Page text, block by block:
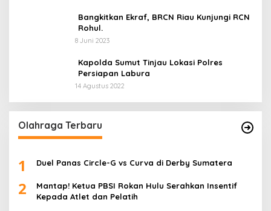
Bangkitkan Ekraf, BRCN Riau Kunjungi RCN
Rohul.
8 Juni 2023
Kapolda Sumut Tinjau Lokasi Polres
Persiapan Labura
14 Agustus 2022
Olahraga Terbaru
1 Duel Panas Circle-G vs Curva di Derby Sumatera
2
Mantap! Ketua PBSI Rokan Hulu Serahkan Insentif
Kepada Atlet dan Pelatih